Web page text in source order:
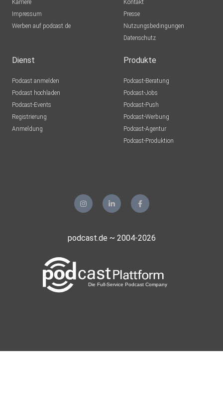
Karriere
Impressum
Werben auf podcast.de
Kontakt
Presse
Nutzungsbedingungen
Datenschutz
Dienst
Podcast anmelden
Podcast hochladen
Podcast-Events
Registrierung
Anmeldung
Produkte
Podcast-Beratung
Podcast-Jobs
Podcast-Push
Podcast-Werbung
Podcast-Agentur
Podcast-Produktion
podcast.de ~ 2004-2026